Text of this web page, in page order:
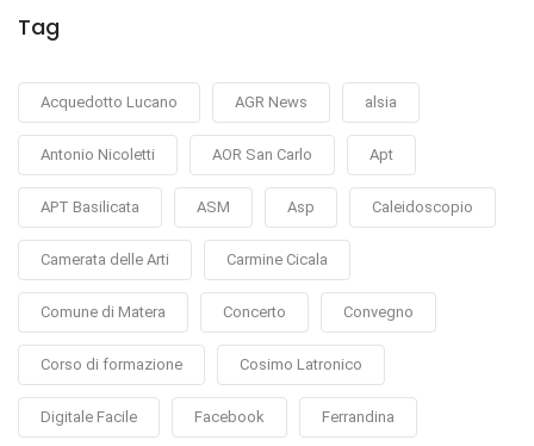
Tag
Acquedotto Lucano AGR News alsia
Antonio Nicoletti AOR San Carlo Apt
APT Basilicata ASM Asp Caleidoscopio
Camerata delle Arti Carmine Cicala
Comune di Matera Concerto Convegno
Corso di formazione Cosimo Latronico
Digitale Facile Facebook Ferrandina